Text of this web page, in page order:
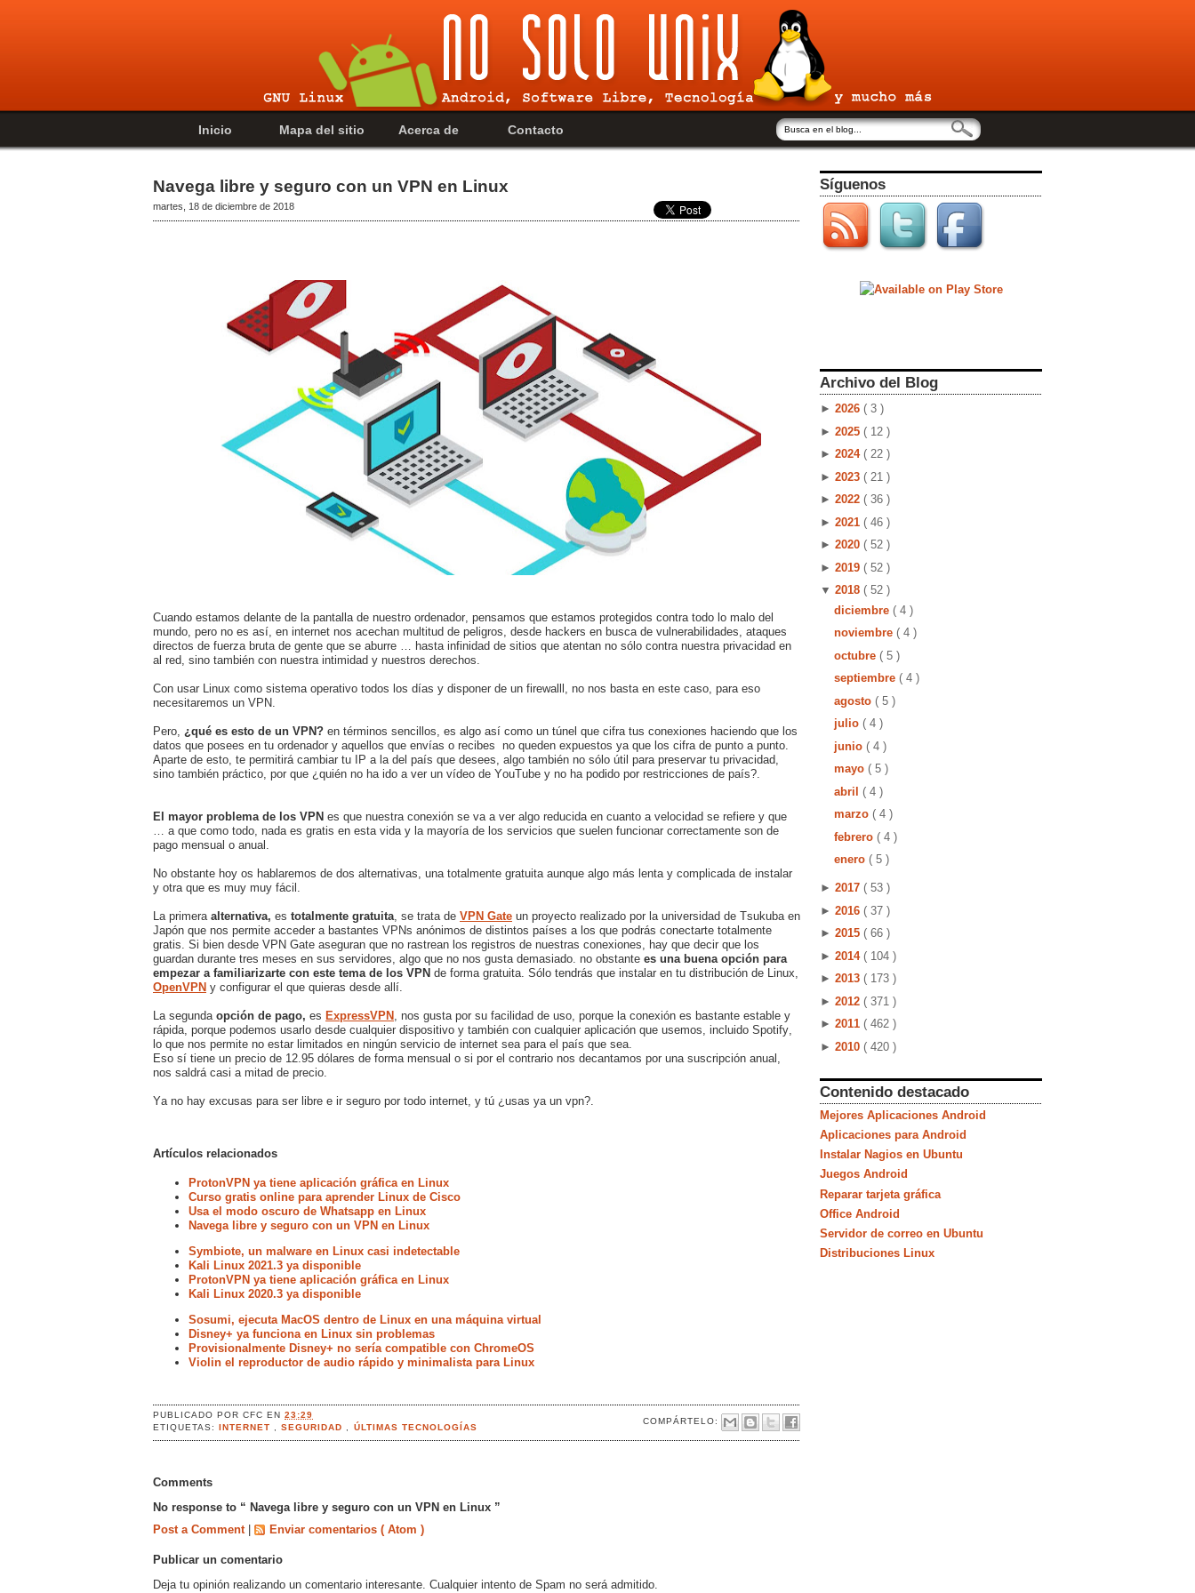
Inicio Mapa del sitio Acerca de Contacto
Navega libre y seguro con un VPN en Linux
martes, 18 de diciembre de 2018
Cuando estamos delante de la pantalla de nuestro ordenador, pensamos que estamos protegidos contra todo lo malo del
mundo, pero no es así, en internet nos acechan multitud de peligros, desde hackers en busca de vulnerabilidades, ataques
directos de fuerza bruta de gente que se aburre … hasta infinidad de sitios que atentan no sólo contra nuestra privacidad en
al red, sino también con nuestra intimidad y nuestros derechos.
Con usar Linux como sistema operativo todos los días y disponer de un firewalll, no nos basta en este caso, para eso
necesitaremos un VPN.
Pero, ¿qué es esto de un VPN? en términos sencillos, es algo así como un túnel que cifra tus conexiones haciendo que los
datos que posees en tu ordenador y aquellos que envías o recibes no queden expuestos ya que los cifra de punto a punto.
Aparte de esto, te permitirá cambiar tu IP a la del país que desees, algo también no sólo útil para preservar tu privacidad,
sino también práctico, por que ¿quién no ha ido a ver un vídeo de YouTube y no ha podido por restricciones de país?.
El mayor problema de los VPN es que nuestra conexión se va a ver algo reducida en cuanto a velocidad se refiere y que
… a que como todo, nada es gratis en esta vida y la mayoría de los servicios que suelen funcionar correctamente son de
pago mensual o anual.
No obstante hoy os hablaremos de dos alternativas, una totalmente gratuita aunque algo más lenta y complicada de instalar
y otra que es muy muy fácil.
La primera alternativa, es totalmente gratuita , se trata de VPN Gate un proyecto realizado por la universidad de Tsukuba en
Japón que nos permite acceder a bastantes VPNs anónimos de distintos países a los que podrás conectarte totalmente
gratis. Si bien desde VPN Gate aseguran que no rastrean los registros de nuestras conexiones, hay que decir que los
guardan durante tres meses en sus servidores, algo que no nos gusta demasiado. no obstante es una buena opción para
empezar a familiarizarte con este tema de los VPN de forma gratuita. Sólo tendrás que instalar en tu distribución de Linux,
OpenVPN y configurar el que quieras desde allí.
La segunda opción de pago, es ExpressVPN , nos gusta por su facilidad de uso, porque la conexión es bastante estable y
rápida, porque podemos usarlo desde cualquier dispositivo y también con cualquier aplicación que usemos, incluido Spotify,
lo que nos permite no estar limitados en ningún servicio de internet sea para el país que sea.
Eso sí tiene un precio de 12.95 dólares de forma mensual o si por el contrario nos decantamos por una suscripción anual,
nos saldrá casi a mitad de precio.
Ya no hay excusas para ser libre e ir seguro por todo internet, y tú ¿usas ya un vpn?.
Artículos relacionados
ProtonVPN ya tiene aplicación gráfica en Linux
Curso gratis online para aprender Linux de Cisco
Usa el modo oscuro de Whatsapp en Linux
Navega libre y seguro con un VPN en Linux
Symbiote, un malware en Linux casi indetectable
Kali Linux 2021.3 ya disponible
ProtonVPN ya tiene aplicación gráfica en Linux
Kali Linux 2020.3 ya disponible
Sosumi, ejecuta MacOS dentro de Linux en una máquina virtual
Disney+ ya funciona en Linux sin problemas
Provisionalmente Disney+ no sería compatible con ChromeOS
Violin el reproductor de audio rápido y minimalista para Linux
PUBLICADO PORCFCEN23:29
COMPÁRTELO:
ETIQUETAS:INTERNET ,SEGURIDAD ÚLTIMAS TECNOLOGÍAS
Comments
No response to “ Navega libre y seguro con un VPN en Linux ”
Post a Comment
Enviar comentarios ( Atom )
Publicar un comentario
Deja tu opinión realizando un comentario interesante. Cualquier intento de Spam no será admitido.
Síguenos
Archivo del Blog
► 2026 ( 3 )
► 2025 ( 12 )
► 2024 ( 22 )
► 2023 ( 21 )
► 2022 ( 36 )
► 2021 ( 46 )
► 2020 ( 52 )
► 2019 ( 52 )
▼ 2018 ( 52 )
diciembre ( 4 )
noviembre ( 4 )
octubre ( 5 )
septiembre ( 4 )
agosto ( 5 )
julio ( 4 )
junio ( 4 )
mayo ( 5 )
abril ( 4 )
marzo ( 4 )
febrero ( 4 )
enero ( 5 )
► 2017 ( 53 )
► 2016 ( 37 )
► 2015 ( 66 )
► 2014 ( 104 )
► 2013 ( 173 )
► 2012 ( 371 )
► 2011 ( 462 )
► 2010 ( 420 )
Contenido destacado
Mejores Aplicaciones Android
Aplicaciones para Android
Instalar Nagios en Ubuntu
Juegos Android
Reparar tarjeta gráfica
Office Android
Servidor de correo en Ubuntu
Distribuciones Linux